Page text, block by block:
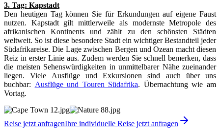
3. Tag: Kapstadt
Den heutigen Tag können Sie für Erkundungen auf eigene Faust
nutzen. Kapstadt gilt mittlerweile als modernste Metropole des
afrikanischen Kontinents und zählt zu den schönsten Städten
weltweit. So ist diese besondere Stadt ein wichtiger Bestandteil jeder
Südafrikareise. Die Lage zwischen Bergen und Ozean macht diesen
Reiz in erster Linie aus. Zudem werden Sie schnell bemerken, dass
die meisten Sehenswürdigkeiten in unmittelbarer Nähe zueinander
liegen. Viele Ausflüge und Exkursionen sind auch über uns
buchbar: Ausflüge und Touren Südafrika. Übernachtung wie am
Vortag.
Reise jetzt anfragenIhre individuelle Reise jetzt anfragen